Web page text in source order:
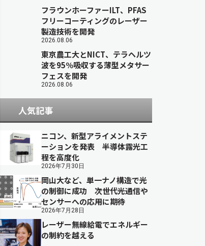
フラウンホーファーILT、PFAS
フリーコーティングのレーザー
製造技術を開発
2026.08.06
東京農工大とNICT、テラヘルツ
波を95％吸収する薄型メタサー
フェスを開発
2026.08.06
人気記事
ニコン、新型アライメントステ
ーションを発表 半導体露光工
程を高度化
2026年7月30日
岡山大など、単一ナノ構造で光
の制御に成功 次世代光通信や
センサーへの応用に期待
2026年7月28日
レーザー無線給電でエネルギー
の制約を越える